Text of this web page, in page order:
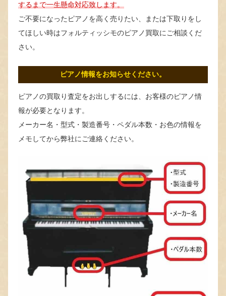
するまで一生懸命対応致します。
ご不要になったピアノを高く売りたい、または下取りをし
てほしい時はフォルティッシモのピアノ買取にご相談くだ
さい。
ピアノ情報をお知らせください。
ピアノの買取り査定をお出しするには、お客様のピアノ情
報が必要となります。
メーカー名・型式・製造番号・ペダル本数・お色の情報を
メモしてから弊社にご連絡ください。